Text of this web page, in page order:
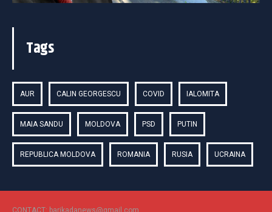
Tags
AUR CALIN GEORGESCU COVID IALOMITA
MAIA SANDU MOLDOVA PSD PUTIN
REPUBLICA MOLDOVA ROMANIA RUSIA UCRAINA
CONTACT: barikadanews@gmail.com